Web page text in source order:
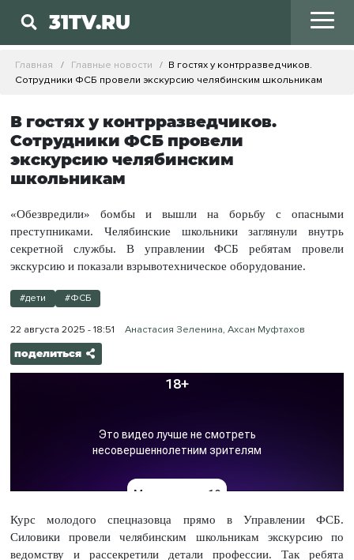
31TV.RU
Главная Главные новости
В гостях у контрразведчиков.
Сотрудники ФСБ провели экскурсию челябинским школьникам
В гостях у контрразведчиков.
Сотрудники ФСБ провели
экскурсию челябинским
школьникам
«Обезвредили» бомбы и вышли на борьбу с опасными
преступниками. Челябинские школьники заглянули внутрь
секретной службы. В управлении ФСБ ребятам провели
экскурсию и показали взрывотехническое оборудование.
#дети #ФСБ
22 августа 2025 - 18:51 Анастасия Зеленина, Ахсан Муфтахов
поделиться
Курс молодого спецназовца прямо в Управлении ФСБ.
Силовики провели челябинским школьникам экскурсию по
ведомству и рассекретили детали профессии. Так ребята